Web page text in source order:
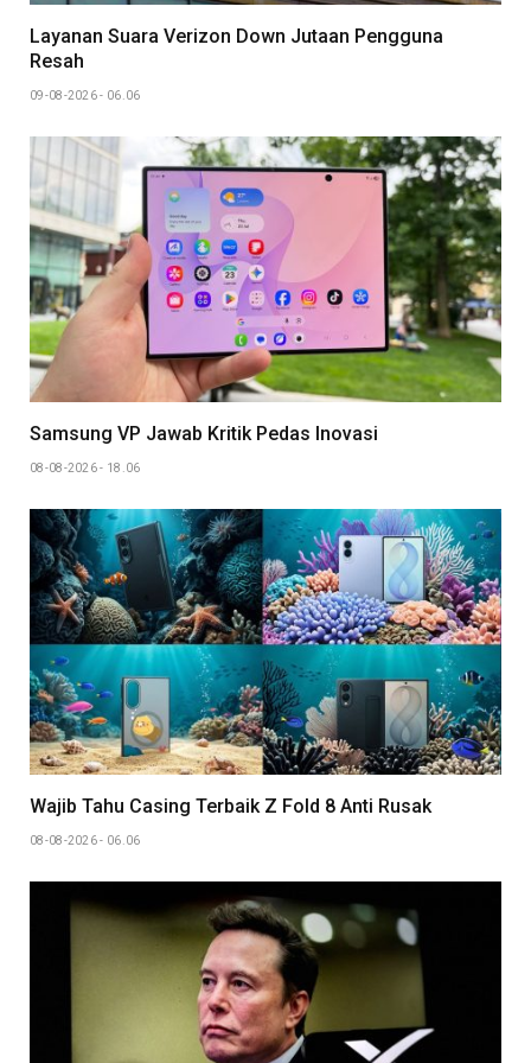
Layanan Suara Verizon Down Jutaan Pengguna
Resah
09-08-2026 - 06.06
Samsung VP Jawab Kritik Pedas Inovasi
08-08-2026 - 18.06
Wajib Tahu Casing Terbaik Z Fold 8 Anti Rusak
08-08-2026 - 06.06